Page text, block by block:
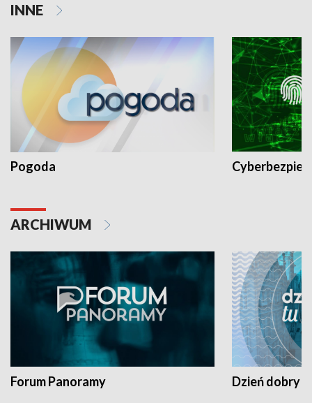
INNE
Pogoda
ARCHIWUM
Forum Panoramy Dzień dobry